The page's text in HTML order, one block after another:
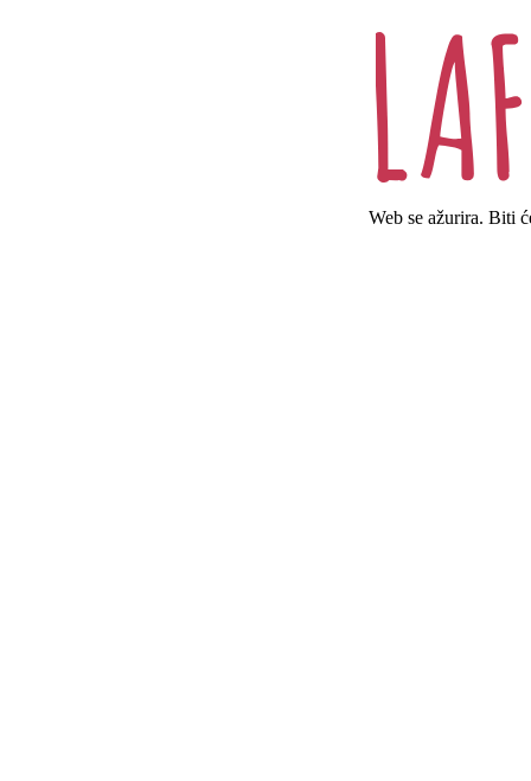
Web se ažurira. Biti